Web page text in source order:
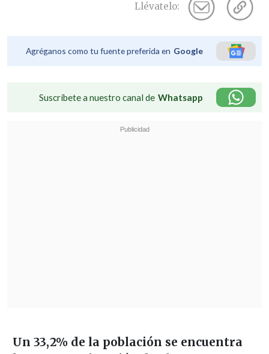
Llévatelo:
Agréganos como tu fuente preferida en Google
Suscríbete a nuestro canal de Whatsapp
Un 33,2% de la población se encuentra